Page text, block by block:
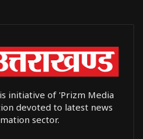
initiative of 'Prizm Media
devoted to latest news
sector.